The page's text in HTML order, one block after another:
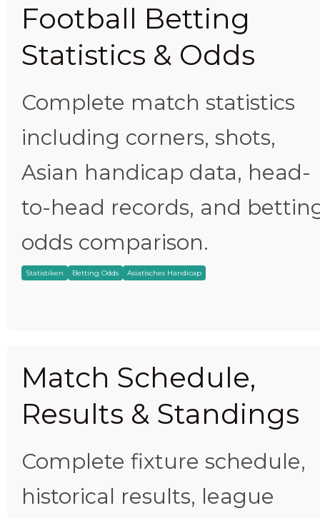
Football Betting
Statistics & Odds
Complete match statistics
including corners, shots,
Asian handicap data, head-
to-head records, and
odds comparison.
Statistiken Betting Odds Asiatisches Handicap
Match Schedule,
Results & Standings
Complete fixture schedule,
historical results, league